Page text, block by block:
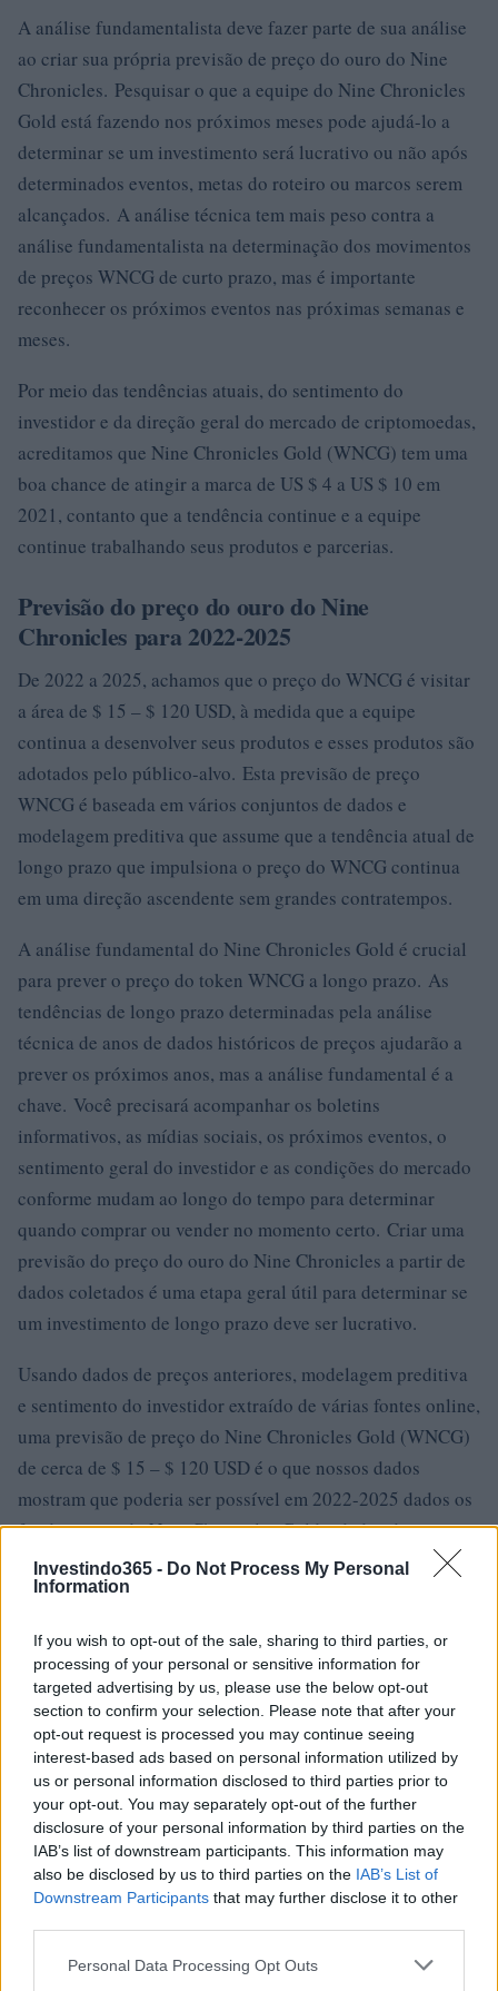
Investindo365 - Do Not Process My Personal
Information
If you wish to opt-out of the sale, sharing to third parties, or
processing of your personal or sensitive information for
targeted advertising by us, please use the below opt-out
section to confirm your selection. Please note that after your
opt-out request is processed you may continue seeing
interest-based ads based on personal information utilized by
us or personal information disclosed to third parties prior to
your opt-out. You may separately opt-out of the further
disclosure of your personal information by third parties on the
IAB’s list of downstream participants. This information may
also be disclosed by us to third parties on the IAB’s List of
Downstream Participants that may further disclose it to other
Please note that this website/app uses one or more Google
Personal Data Processing Opt Outs
A análise fundamentalista deve fazer parte de sua análise
ao criar sua própria previsão de preço do ouro do Nine
Chronicles. Pesquisar o que a equipe do Nine Chronicles
Gold está fazendo nos próximos meses pode ajudá-lo a
determinar se um investimento será lucrativo ou não após
determinados eventos, metas do roteiro ou marcos serem
alcançados. A análise técnica tem mais peso contra a
análise fundamentalista na determinação dos movimentos
de preços WNCG de curto prazo, mas é importante
reconhecer os próximos eventos nas próximas semanas e
meses.
Por meio das tendências atuais, do sentimento do
investidor e da direção geral do mercado de criptomoedas,
acreditamos que Nine Chronicles Gold (WNCG) tem uma
boa chance de atingir a marca de US $ 4 a US $ 10 em
2021, contanto que a tendência continue e a equipe
continue trabalhando seus produtos e parcerias.
Previsão do preço do ouro do Nine
Chronicles para 2022-2025
De 2022 a 2025, achamos que o preço do WNCG é visitar
a área de $ 15 – $ 120 USD, à medida que a equipe
continua a desenvolver seus produtos e esses produtos são
adotados pelo público-alvo. Esta previsão de preço
WNCG é baseada em vários conjuntos de dados e
modelagem preditiva que assume que a tendência atual de
longo prazo que impulsiona o preço do WNCG continua
em uma direção ascendente sem grandes contratempos.
A análise fundamental do Nine Chronicles Gold é crucial
para prever o preço do token WNCG a longo prazo. As
tendências de longo prazo determinadas pela análise
técnica de anos de dados históricos de preços ajudarão a
prever os próximos anos, mas a análise fundamental é a
chave. Você precisará acompanhar os boletins
informativos, as mídias sociais, os próximos eventos, o
sentimento geral do investidor e as condições do mercado
conforme mudam ao longo do tempo para determinar
quando comprar ou vender no momento certo. Criar uma
previsão do preço do ouro do Nine Chronicles a partir de
dados coletados é uma etapa geral útil para determinar se
um investimento de longo prazo deve ser lucrativo.
Usando dados de preços anteriores, modelagem preditiva
e sentimento do investidor extraído de várias fontes online,
uma previsão de preço do Nine Chronicles Gold (WNCG)
de cerca de $ 15 – $ 120 USD é o que nossos dados
mostram que poderia ser possível em 2022-2025 dados os
fundamentos do Nine Chronicles Gold e dados de preços
anteriores do token WNCG.
investimento?
Ao decidir se Nine Chronicles Gold (WNCG) é um bom
investimento para você, levar em consideração o risco e a
recompensa é crucial. Podemos prever o preço do WNCG
tanto no curto quanto no longo prazo, mas as expectativas
precisam ser razoáveis ​​para cada um. Em longo prazo,
acreditamos que o WNCG apreciará com base nos
fundamentos do projeto Nine Chronicles Gold e no
progresso que a equipe está fazendo em relação às metas e